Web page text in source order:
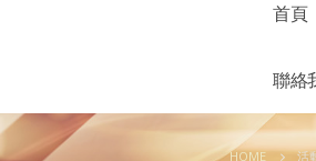
首頁
聯絡
HOME 活